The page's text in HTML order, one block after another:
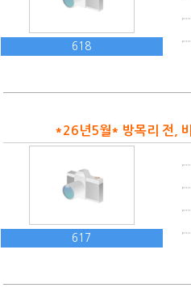
618
*26년5월* 방목리 전, 비
617